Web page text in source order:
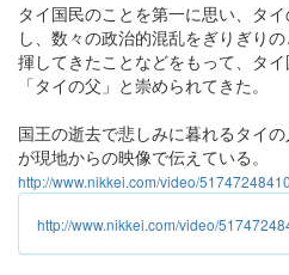
タイ国民のことを第一に思い、タ
し、数々の政治的混乱をぎりぎり
揮してきたことなどをもって、タイ
「タイの父」と崇められてきた。
国王の逝去で悲しみに暮れるタイ
が現地からの映像で伝えている。
http://www.nikkei.com/video/
http://www.nikkei.com/video/